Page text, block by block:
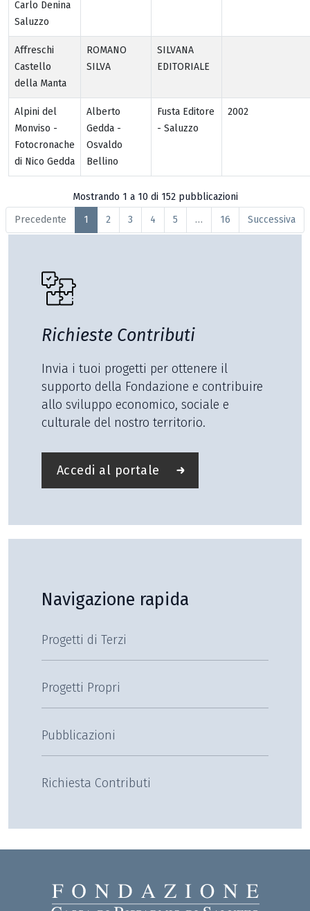
Carlo Denina
Saluzzo
Affreschi
Castello
della Manta
ROMANO
SILVA
SILVANA
EDITORIALE
Alpini del
Monviso -
Fotocronache
di Nico Gedda
Alberto
Gedda -
Osvaldo
Bellino
Fusta Editore
- Saluzzo
2002
Mostrando 1 a 10 di 152 pubblicazioni
Precedente
1 2 3 4 5 … 16 Successiva
Richieste Contributi
Invia i tuoi progetti per ottenere il
supporto della Fondazione e contribuire
allo sviluppo economico, sociale e
culturale del nostro territorio.
Accedi al portale
Navigazione rapida
Progetti di Terzi
Progetti Propri
Pubblicazioni
Richiesta Contributi